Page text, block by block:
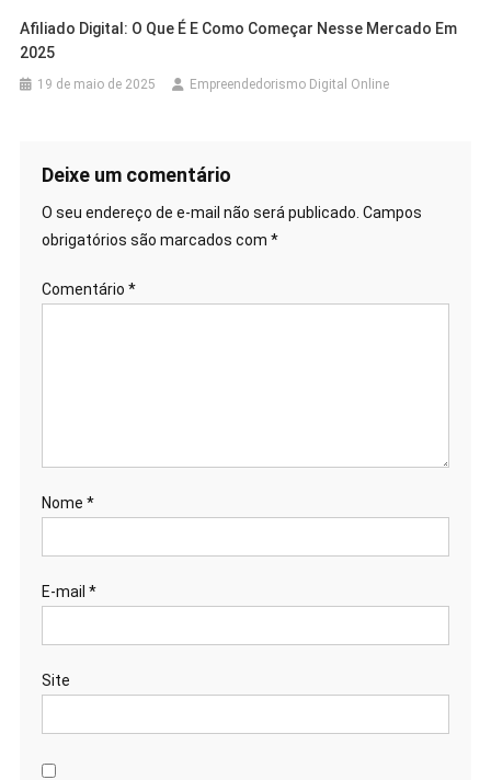
Afiliado Digital: O Que É E Como Começar Nesse Mercado Em
2025
19 de maio de 2025 Empreendedorismo Digital Online
Deixe um comentário
O seu endereço de e-mail não será publicado. Campos
obrigatórios são marcados com *
Comentário *
Nome *
E-mail *
Site